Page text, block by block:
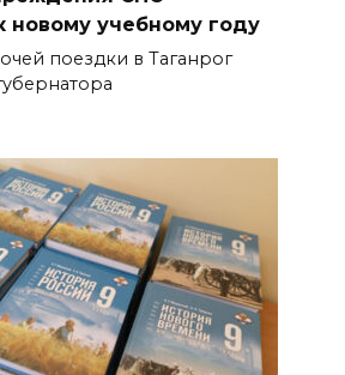
новому учебному году
поездки в Таганрог